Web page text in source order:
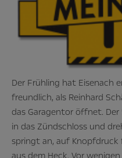
Der Frühling hat Eisenach
freundlich, als Reinhard
das Garagentor öffnet.
in das Zündschloss und
springt an, auf
aus dem Heck. Vor